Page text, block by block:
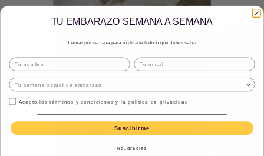
TU EMBARAZO SEMANA A SEMANA
1 email por semana para explicarte todo lo que debes saber
Acepto los términos y condiciones y la política de privacidad
Suscibirme
No, gracias